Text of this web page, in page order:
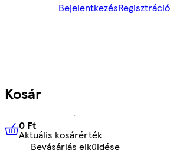
BejelentkezésRegisztráció
Kosár
0 FtAktuális kosárérték
0 Ft
Aktuális kosárérték
Bevásárlás elküldése